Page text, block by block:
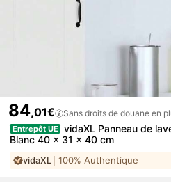
84,01€ Sans droits de douane en
Entrepôt UE
vidaXL Panneau de
Blanc 40 x 31 x 40 cm
vidaXL 100% Authentique